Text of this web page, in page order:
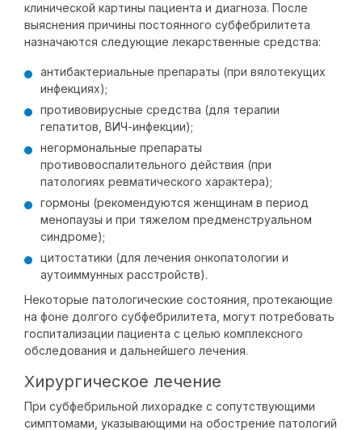
клинической картины пациента и диагноза. После
выяснения причины постоянного субфебрилитета
назначаются следующие лекарственные средства:
антибактериальные препараты (при вялотекущих
инфекциях);
противовирусные средства (для терапии
гепатитов, ВИЧ-инфекции);
негормональные препараты
противовоспалительного действия (при
патологиях ревматического характера);
гормоны (рекомендуются женщинам в период
менопаузы и при тяжелом предменструальном
синдроме);
цитостатики (для лечения онкопатологии и
аутоиммунных расстройств).
Некоторые патологические состояния, протекающие
на фоне долгого субфебрилитета, могут потребовать
госпитализации пациента с целью комплексного
обследования и дальнейшего лечения.
Хирургическое лечение
При субфебрильной лихорадке с сопутствующими
симптомами, указывающими на обострение патологий